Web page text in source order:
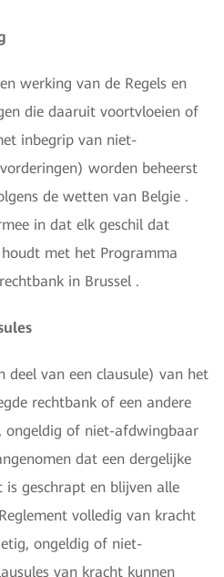
werking van de Regels en
die daaruit voortvloeien of
inbegrip van niet-
worden beheerst
de wetten van Belgie .
in dat elk geschil dat
met het Programma
in Brussel .
deel van een clausule) van het
rechtbank of een andere
ongeldig of niet-afdwingbaar
dat een dergelijke
is geschrapt en blijven alle
volledig van kracht
ongeldig of niet-
van kracht kunnen